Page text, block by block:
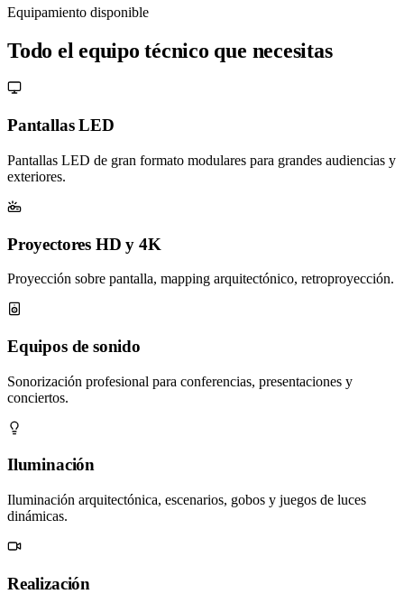
Equipamiento disponible
Todo el equipo técnico que necesitas
Pantallas LED
Pantallas LED de gran formato modulares para grandes audiencias y
exteriores.
Proyectores HD y 4K
Proyección sobre pantalla, mapping arquitectónico, retroproyección.
Equipos de sonido
Sonorización profesional para conferencias, presentaciones y
conciertos.
Iluminación
Iluminación arquitectónica, escenarios, gobos y juegos de luces
dinámicas.
Realización